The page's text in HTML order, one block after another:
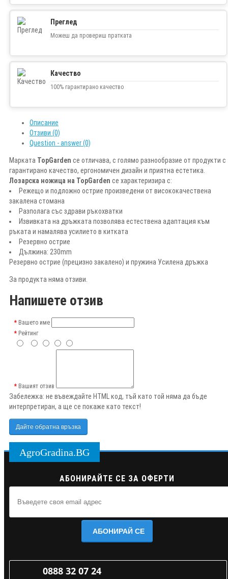
Преглед
Можеш да провериш пратката
Качество
100% гарантирано качество
Описание
Отзиви (0)
Question - answer (0)
Марката TopGarden се отличава, с голямо разнообразие от продукти с
гарантирано качество, ергономичен дизайн и приятна естетика.
Лозарска ножица на TopGarden се характеризира с:
Режещо и подложно острие произведени от висококачествена
закалена стомана
Разполага със здрави ръкохватки
Извивката на дръжката позволява естествена адаптация към
ръката и намалява усилието в китката
Резервно острие
Дължина: 230mm
Резервнo острие (прецизно закалено) и пружина Усилена дръжка
За продукта няма отзиви.
Напишете отзив
Вашето име
Рейтинг
Вашият отзив
Забележка: не въвеждайте HTML код, тъй като той няма да бъде
интерпретиран, а ще се покаже като текст!
Дайте обратна връзка
AgroGradina.BG
АБОНИРАЙТЕ СЕ ЗА ОФЕРТИ
АБОНИРАЙ СЕ
0888 32 07 24